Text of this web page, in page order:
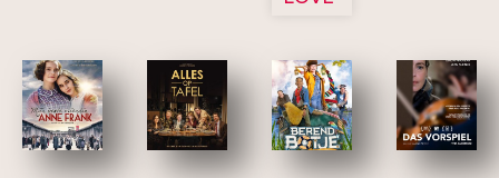
2757 3154 2799 2777